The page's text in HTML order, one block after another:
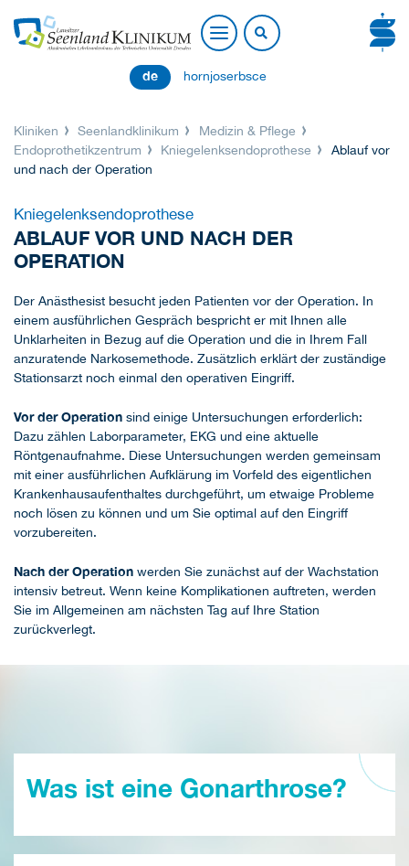
de hornjoserbsce
Kliniken Seenlandklinikum
Medizin & Pflege
Endoprothetikzentrum
Kniegelenksendoprothese
Ablauf vor
und nach der Operation
Kniegelenksendoprothese
ABLAUF VOR UND NACH DER
OPERATION
Der Anästhesist besucht jeden Patienten vor der Operation. In
einem ausführlichen Gespräch bespricht er mit Ihnen alle
Unklarheiten in Bezug auf die Operation und die in Ihrem Fall
anzuratende Narkosemethode. Zusätzlich erklärt der zuständige
Stationsarzt noch einmal den operativen Eingriff.
Vor der Operation sind einige Untersuchungen erforderlich:
Dazu zählen Laborparameter, EKG und eine aktuelle
Röntgenaufnahme. Diese Untersuchungen werden gemeinsam
mit einer ausführlichen Aufklärung im Vorfeld des eigentlichen
Krankenhausaufenthaltes durchgeführt, um etwaige Probleme
noch lösen zu können und um Sie optimal auf den Eingriff
vorzubereiten.
Nach der Operation werden Sie zunächst auf der Wachstation
intensiv betreut. Wenn keine Komplikationen auftreten, werden
Sie im Allgemeinen am nächsten Tag auf Ihre Station
zurückverlegt.
Was ist eine Gonarthrose?